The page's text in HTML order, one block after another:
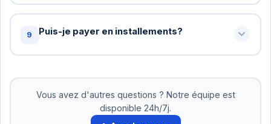
possible pour accommoder.
Oui! Pour les groupes de 10+ personnes, nous
offrons des tarifs spéciaux. Contactez-nous pour
9 Puis-je payer en installements?
nous acceptons le paiement en 2-3 versements.
Pas d'intérêts. Organisez cela avec notre équipe.
Vous avez d'autres questions ? Notre équipe est
disponible 24h/7j.